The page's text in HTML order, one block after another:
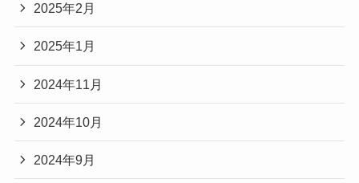
2025年2月
2025年1月
2024年11月
2024年10月
2024年9月